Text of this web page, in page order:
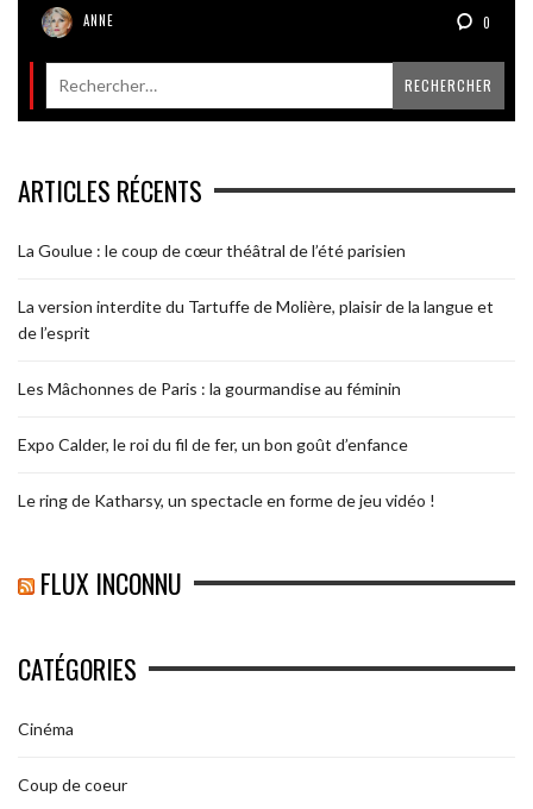
ANNE 0
ARTICLES RÉCENTS
La Goulue : le coup de cœur théâtral de l’été parisien
La version interdite du Tartuffe de Molière, plaisir de la langue et
de l’esprit
Les Mâchonnes de Paris : la gourmandise au féminin
Expo Calder, le roi du fil de fer, un bon goût d’enfance
Le ring de Katharsy, un spectacle en forme de jeu vidéo !
FLUX INCONNU
CATÉGORIES
Cinéma
Coup de coeur